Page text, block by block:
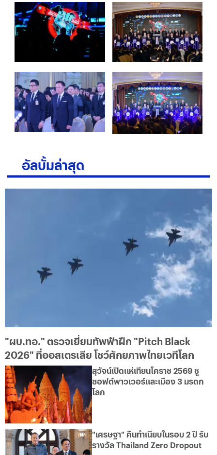
อัลบั้มล่าสุด
"ผบ.ทอ." ตรวจเยี่ยมทัพฟ้าฝึก "Pitch Black
2026" ที่ออสเตรเลีย โชว์ศักยภาพไทยเวทีโลก
สุวัจน์เปิดแห่เทียนโคราช 2569 ชู
ซอฟต์พาวเวอร์และเมือง 3 มรดก
โลก
"เศรษฐา" คืนทำเนียบในรอบ 2 ปี รับ
รางวัล Thailand Zero Dropout